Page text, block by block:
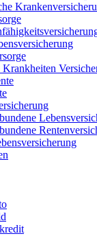
Krankheiten